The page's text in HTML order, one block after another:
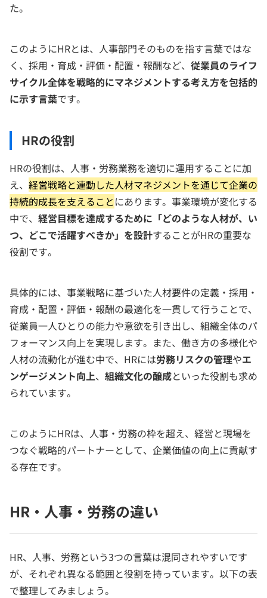
た。
このようにHRとは、人事部門そのものを指す言葉ではな
く、採用・育成・評価・配置・報酬など、 従業員のライフ
サイクル全体を戦略的にマネジメントする考え方を包括的
に示す言葉です。
HRの役割
HRの役割は、人事・労務業務を適切に運用することに加
え、 経営戦略と連動した人材マネジメントを通じて企業の
持続的成長を支えることにあります。事業環境が変化する
中で、 経営目標を達成するために「どのような人材が、い
つ、どこで活躍すべきか」を設計することがHRの重要な
役割です。
具体的には、事業戦略に基づいた人材要件の定義・採用・
育成・配置・評価・報酬の最適化を一貫して行うことで、
従業員一人ひとりの能力や意欲を引き出し、組織全体のパ
フォーマンス向上を実現します。また、働き方の多様化や
人材の流動化が進む中で、HRには労務リスクの管理やエ
ンゲージメント向上、 組織文化の醸成といった役割も求め
られています。
このようにHRは、人事・労務の枠を超え、経営と現場を
つなぐ戦略的パートナーとして、企業価値の向上に貢献す
る存在です。
HR・人事・労務の違い
HR、人事、労務という3つの言葉は混同されやすいです
が、それぞれ異なる範囲と役割を持っています。以下の表
で整理してみましょう。